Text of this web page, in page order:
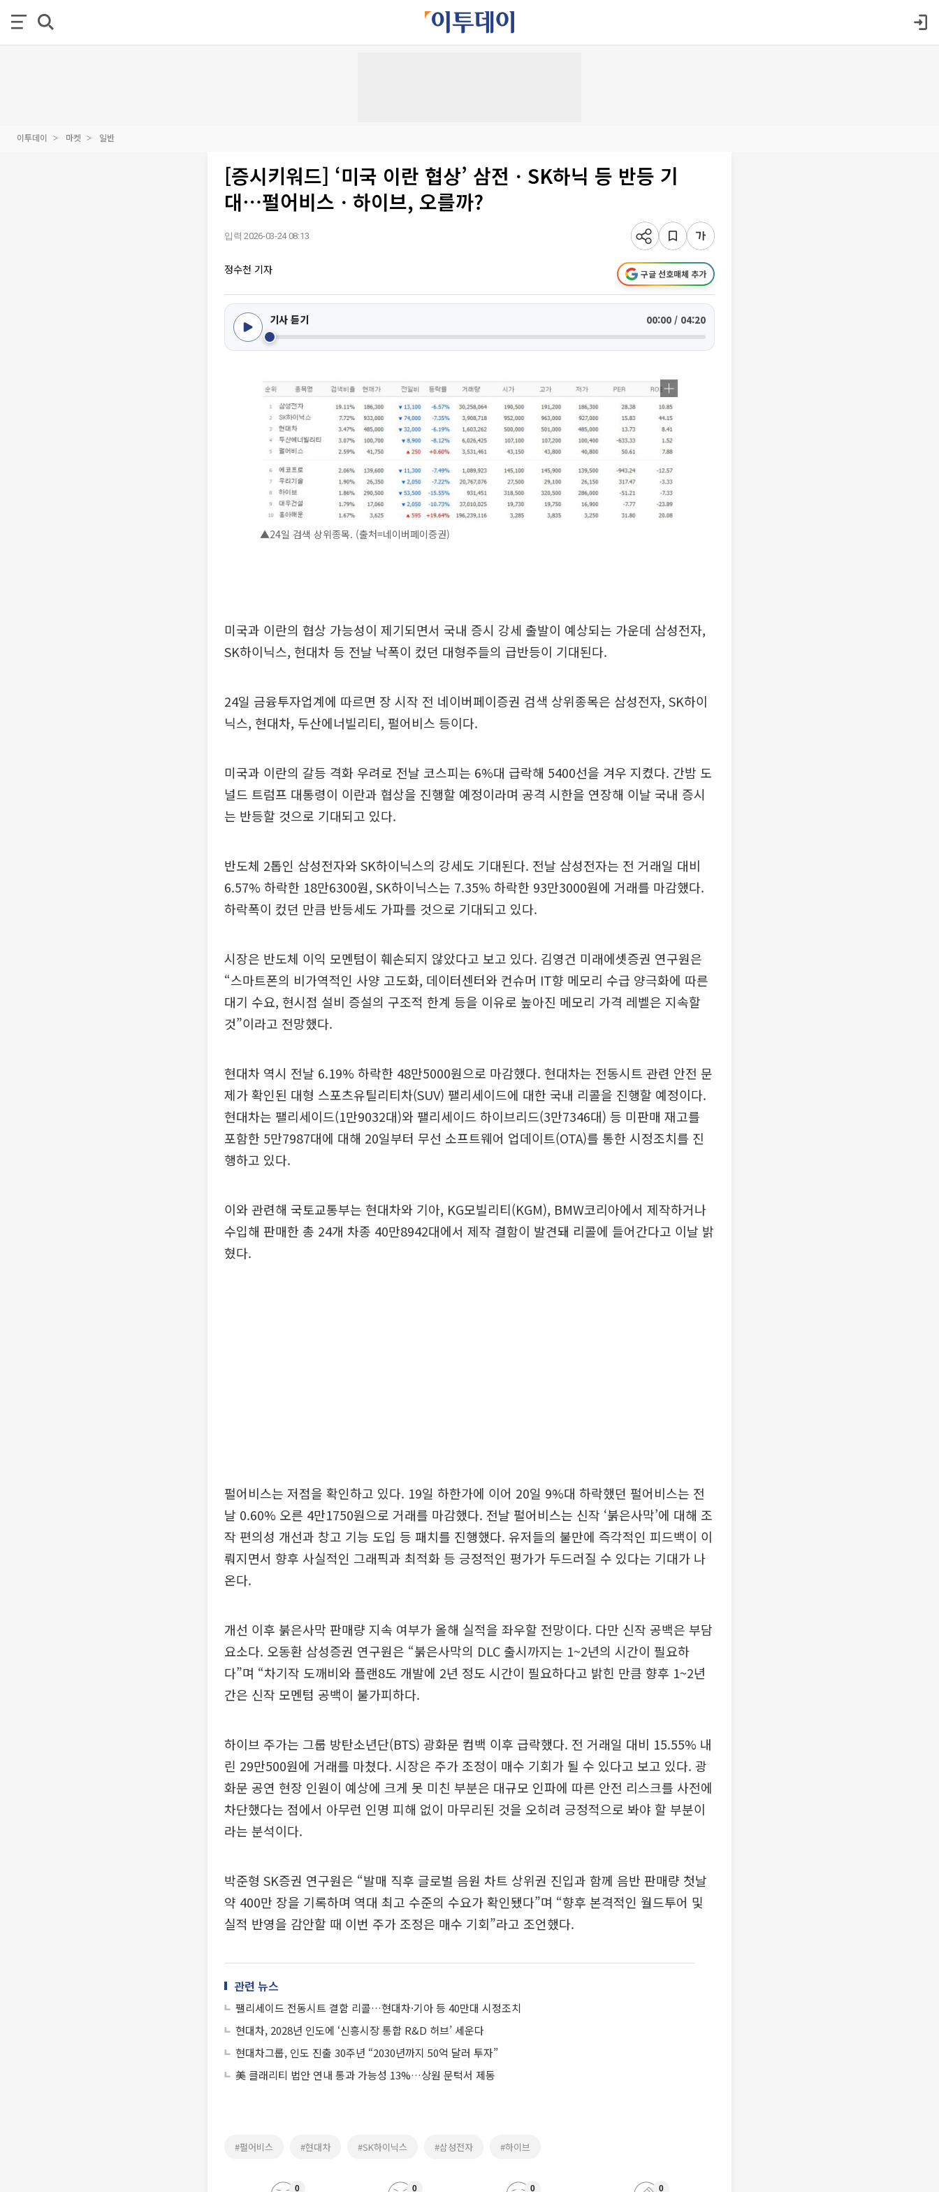
이투데이 마켓 일반
[증시키워드] ‘미국 이란 협상’ 삼전ㆍSK하닉 등 반등 기
대⋯펄어비스ㆍ하이브, 오를까?
입력 2026-03-24 08:13
정수천 기자 구글 선호매체 추가
기사 듣기 00:00 / 04:20
▲24일 검색 상위종목. (출처=네이버페이증권)
미국과 이란의 협상 가능성이 제기되면서 국내 증시 강세 출발이 예상되는 가운데 삼성전자,
SK하이닉스, 현대차 등 전날 낙폭이 컸던 대형주들의 급반등이 기대된다.
24일 금융투자업계에 따르면 장 시작 전 네이버페이증권 검색 상위종목은 삼성전자, SK하이
닉스, 현대차, 두산에너빌리티, 펄어비스 등이다.
미국과 이란의 갈등 격화 우려로 전날 코스피는 6%대 급락해 5400선을 겨우 지켰다. 간밤 도
널드 트럼프 대통령이 이란과 협상을 진행할 예정이라며 공격 시한을 연장해 이날 국내 증시
는 반등할 것으로 기대되고 있다.
반도체 2톱인 삼성전자와 SK하이닉스의 강세도 기대된다. 전날 삼성전자는 전 거래일 대비
6.57% 하락한 18만6300원, SK하이닉스는 7.35% 하락한 93만3000원에 거래를 마감했다.
하락폭이 컸던 만큼 반등세도 가파를 것으로 기대되고 있다.
시장은 반도체 이익 모멘텀이 훼손되지 않았다고 보고 있다. 김영건 미래에셋증권 연구원은
“스마트폰의 비가역적인 사양 고도화, 데이터센터와 컨슈머 IT향 메모리 수급 양극화에 따른
대기 수요, 현시점 설비 증설의 구조적 한계 등을 이유로 높아진 메모리 가격 레벨은 지속할
것”이라고 전망했다.
현대차 역시 전날 6.19% 하락한 48만5000원으로 마감했다. 현대차는 전동시트 관련 안전 문
제가 확인된 대형 스포츠유틸리티차(SUV) 팰리세이드에 대한 국내 리콜을 진행할 예정이다.
현대차는 팰리세이드(1만9032대)와 팰리세이드 하이브리드(3만7346대) 등 미판매 재고를
포함한 5만7987대에 대해 20일부터 무선 소프트웨어 업데이트(OTA)를 통한 시정조치를 진
행하고 있다.
이와 관련해 국토교통부는 현대차와 기아, KG모빌리티(KGM), BMW코리아에서 제작하거나
수입해 판매한 총 24개 차종 40만8942대에서 제작 결함이 발견돼 리콜에 들어간다고 이날 밝
혔다.
펄어비스는 저점을 확인하고 있다. 19일 하한가에 이어 20일 9%대 하락했던 펄어비스는 전
날 0.60% 오른 4만1750원으로 거래를 마감했다. 전날 펄어비스는 신작 ‘붉은사막’에 대해 조
작 편의성 개선과 창고 기능 도입 등 패치를 진행했다. 유저들의 불만에 즉각적인 피드백이 이
뤄지면서 향후 사실적인 그래픽과 최적화 등 긍정적인 평가가 두드러질 수 있다는 기대가 나
온다.
개선 이후 붉은사막 판매량 지속 여부가 올해 실적을 좌우할 전망이다. 다만 신작 공백은 부담
요소다. 오동환 삼성증권 연구원은 “붉은사막의 DLC 출시까지는 1~2년의 시간이 필요하
다”며 “차기작 도깨비와 플랜8도 개발에 2년 정도 시간이 필요하다고 밝힌 만큼 향후 1~2년
간은 신작 모멘텀 공백이 불가피하다.
하이브 주가는 그룹 방탄소년단(BTS) 광화문 컴백 이후 급락했다. 전 거래일 대비 15.55% 내
린 29만500원에 거래를 마쳤다. 시장은 주가 조정이 매수 기회가 될 수 있다고 보고 있다. 광
화문 공연 현장 인원이 예상에 크게 못 미친 부분은 대규모 인파에 따른 안전 리스크를 사전에
차단했다는 점에서 아무런 인명 피해 없이 마무리된 것을 오히려 긍정적으로 봐야 할 부분이
라는 분석이다.
박준형 SK증권 연구원은 “발매 직후 글로벌 음원 차트 상위권 진입과 함께 음반 판매량 첫날
약 400만 장을 기록하며 역대 최고 수준의 수요가 확인됐다”며 “향후 본격적인 월드투어 및
실적 반영을 감안할 때 이번 주가 조정은 매수 기회”라고 조언했다.
관련 뉴스
팰리세이드 전동시트 결함 리콜…현대차·기아 등 40만대 시정조치
현대차, 2028년 인도에 ‘신흥시장 통합 R&D 허브’ 세운다
현대차그룹, 인도 진출 30주년 “2030년까지 50억 달러 투자”
美 클래리티 법안 연내 통과 가능성 13%…상원 문턱서 제동
#펄어비스 #현대차 #SK하이닉스 #삼성전자 #하이브
0 0 0 0